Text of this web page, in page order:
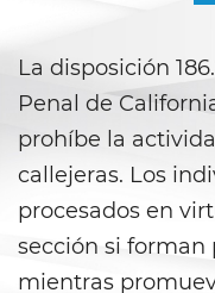
Asalto y
La disposición
Penal de
prohíbe la
callejeras. Los
procesados en
sección si
mientras